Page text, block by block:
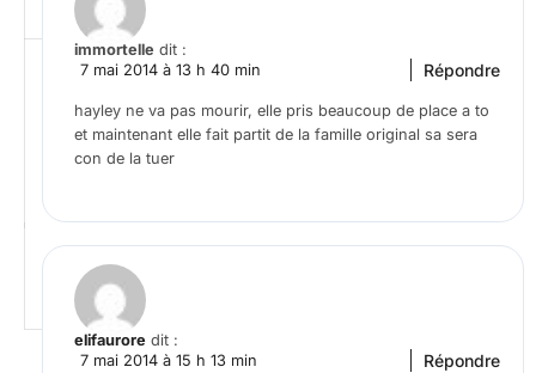
immortelle dit :
7 mai 2014 à 13 h 40 min
hayley ne va pas mourir, elle pris beaucoup de place a to
et maintenant elle fait partit de la famille original sa sera
con de la tuer
Répondre
elifaurore dit :
7 mai 2014 à 15 h 13 min
Répondre